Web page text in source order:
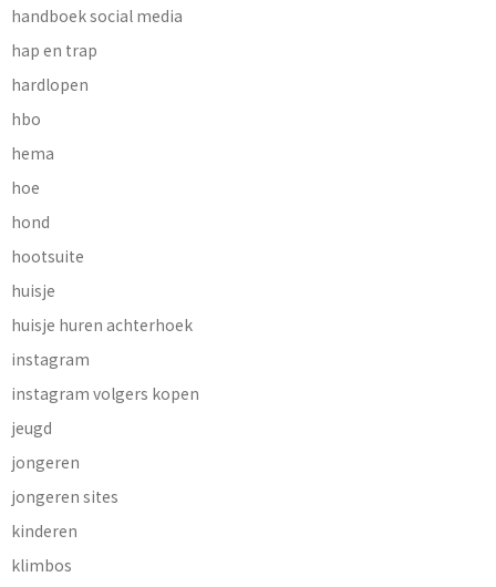
handboek social media
hap en trap
hardlopen
hbo
hema
hoe
hond
hootsuite
huisje
huisje huren achterhoek
instagram
instagram volgers kopen
jeugd
jongeren
jongeren sites
kinderen
klimbos